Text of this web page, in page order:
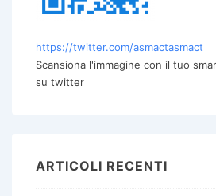
https://twitter.com/asmactasmact
Scansiona l'immagine con il tuo
su twitter
ARTICOLI RECENTI